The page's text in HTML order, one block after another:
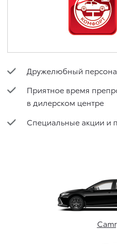
Дружелюбный
Приятное время
в дилерском центре
Специальные акции и